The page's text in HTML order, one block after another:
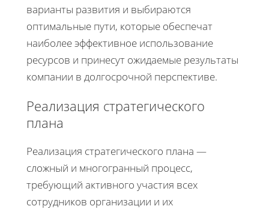
варианты развития и выбираются
оптимальные пути, которые обеспечат
наиболее эффективное использование
ресурсов и принесут ожидаемые результаты
компании в долгосрочной перспективе.
Реализация стратегического
плана
Реализация стратегического плана —
сложный и многогранный процесс,
требующий активного участия всех
сотрудников организации и их